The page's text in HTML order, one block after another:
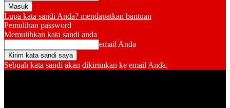
Lupa kata sandi Anda? mendapatkan bantuan
Pemulihan password
Memulihkan kata sandi anda
email Anda
Sebuah kata sandi akan dikirimkan ke email Anda.